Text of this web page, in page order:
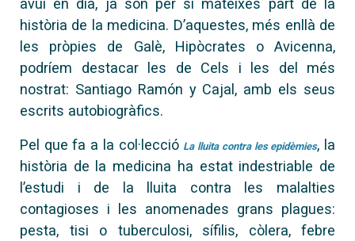
avui en dia, ja són per si mateixes part de la
història de la medicina. D’aquestes, més enllà de
les pròpies de Galè, Hipòcrates o Avicenna,
podríem destacar les de Cels i les del més
nostrat: Santiago Ramón y Cajal, amb els seus
escrits autobiogràfics.
Pel que fa a la col·lecció La lluita contra les epidèmies, la
història de la medicina ha estat indestriable de
l’estudi i de la lluita contra les malalties
contagioses i les anomenades grans plagues:
pesta, tisi o tuberculosi, sífilis, còlera, febre